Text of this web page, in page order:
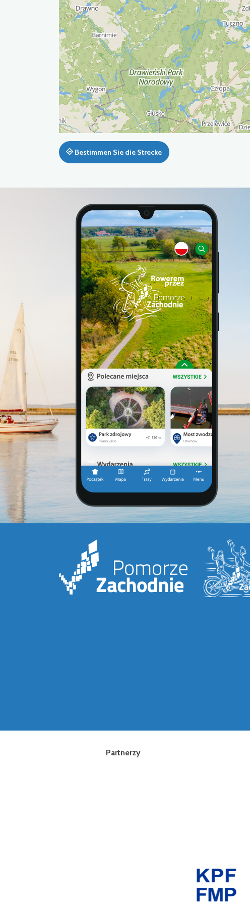
Bestimmen Sie die Strecke
Partnerzy